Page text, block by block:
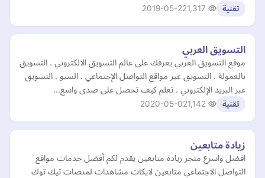
تقنية 2019-05-22
التسويق العربي
موقع التسويق العربي يعرفك على عالم التسويق الالكتروني . التسويق
بالعمولة . التسويق عبر مواقع التواصل الإجتماعي . السيو . التسويق
عبر البريد الإلكتروني . تعلم كيف تحصل على صدى واسع…
تقنية 2020-05-02
زيادة متابعين
افضل واسرع متجر زيادة متابعين يقدم لكم أفضل خدمات مواقع
التواصل الاجتماعي متابعين لايكات مشاهدات لمنصات تيك توك